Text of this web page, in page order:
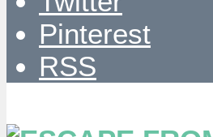
Pinterest
RSS